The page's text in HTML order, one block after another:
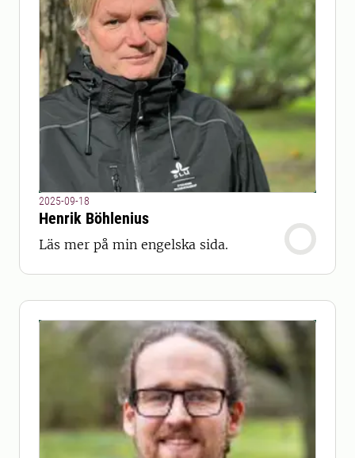
2025-09-18
Henrik Böhlenius
Läs mer på min engelska sida.